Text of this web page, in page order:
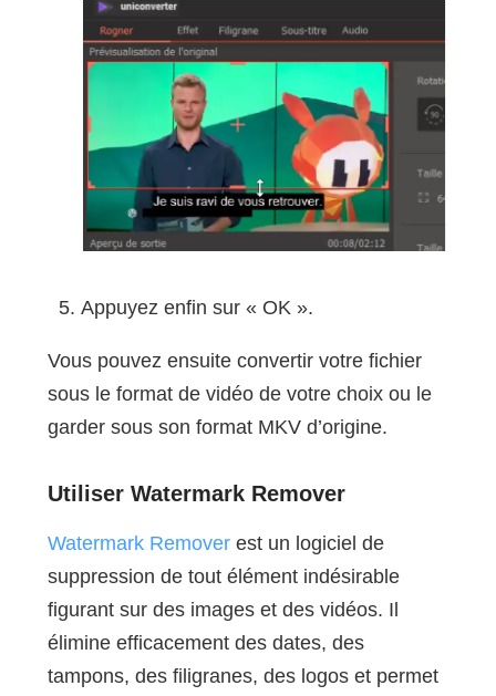
Appuyez enfin sur « OK ».
Vous pouvez ensuite convertir votre fichier
sous le format de vidéo de votre choix ou le
garder sous son format MKV d’origine.
Utiliser Watermark Remover
Watermark Removerest un logiciel de
suppression de tout élément indésirable
figurant sur des images et des vidéos. Il
élimine efficacement des dates, des
tampons, des filigranes, des logos et permet